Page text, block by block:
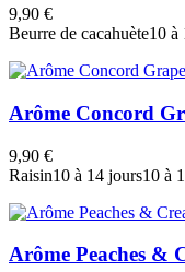
9,90 €
Beurre de cacahuète10 à
Arôme Concord
9,90 €
Raisin10 à 14 jours10 à
Arôme Peaches &